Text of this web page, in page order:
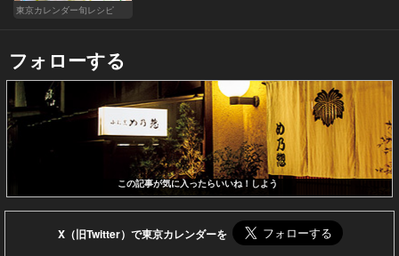
東京カレンダー旬レシピ
フォローする
この記事が気に入ったらいいね！しよう
X（旧Twitter）で東京カレンダーを